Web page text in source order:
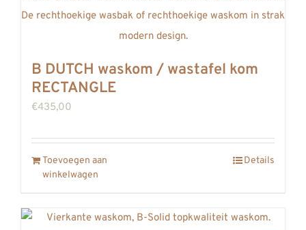
B DUTCH waskom / wastafel kom
RECTANGLE
€435,00
Toevoegen aan
winkelwagen
Details